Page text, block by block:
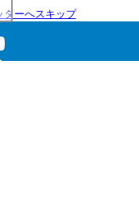
ターへスキップ